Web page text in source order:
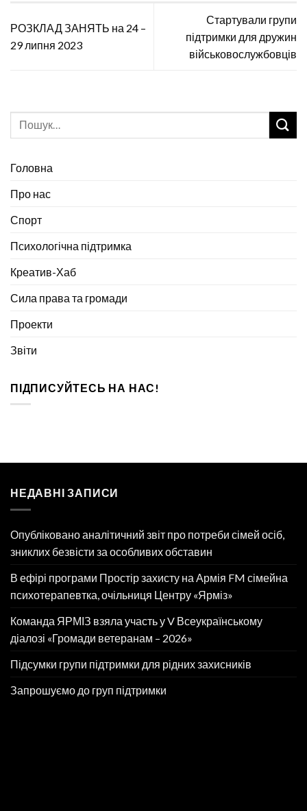
РОЗКЛАД ЗАНЯТЬ на 24 –
29 липня 2023
Стартували групи
підтримки для дружин
військовослужбовців
Головна
Про нас
Спорт
Психологічна підтримка
Креатив-Хаб
Сила права та громади
Проекти
Звіти
ПІДПИСУЙТЕСЬ НА НАС!
НЕДАВНІ ЗАПИСИ
Опубліковано аналітичний звіт про потреби сімей осіб,
зниклих безвісти за особливих обставин
В ефірі програми Простір захисту на Армія FM сімейна
психотерапевтка, очільниця Центру «Ярміз»
Команда ЯРМІЗ взяла участь у V Всеукраїнському
діалозі «Громади ветеранам – 2026»
Підсумки групи підтримки для рідних захисників
Запрошуємо до груп підтримки